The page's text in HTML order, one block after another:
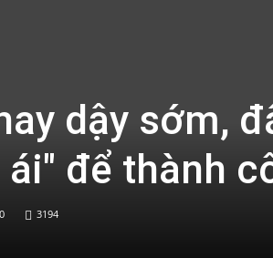
dậy sớm,
để thành
0 3194